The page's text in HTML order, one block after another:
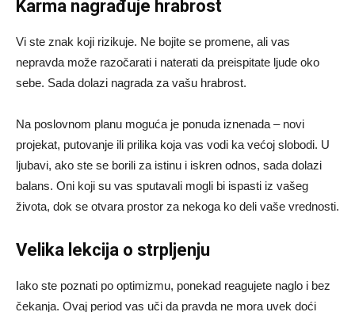
Karma nagrađuje hrabrost
Vi ste znak koji rizikuje. Ne bojite se promene, ali vas
nepravda može razočarati i naterati da preispitate ljude oko
sebe. Sada dolazi nagrada za vašu hrabrost.
Na poslovnom planu moguća je ponuda iznenada – novi
projekat, putovanje ili prilika koja vas vodi ka većoj slobodi. U
ljubavi, ako ste se borili za istinu i iskren odnos, sada dolazi
balans. Oni koji su vas sputavali mogli bi ispasti iz vašeg
života, dok se otvara prostor za nekoga ko deli vaše vrednosti.
Velika lekcija o strpljenju
Iako ste poznati po optimizmu, ponekad reagujete naglo i bez
čekanja. Ovaj period vas uči da pravda ne mora uvek doći